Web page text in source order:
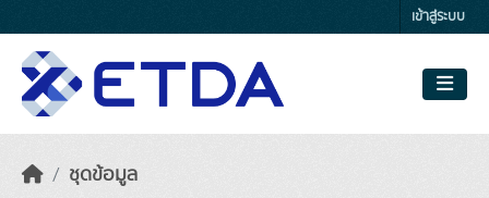
เข้าสู่ระบบ
ชุดข้อมูล